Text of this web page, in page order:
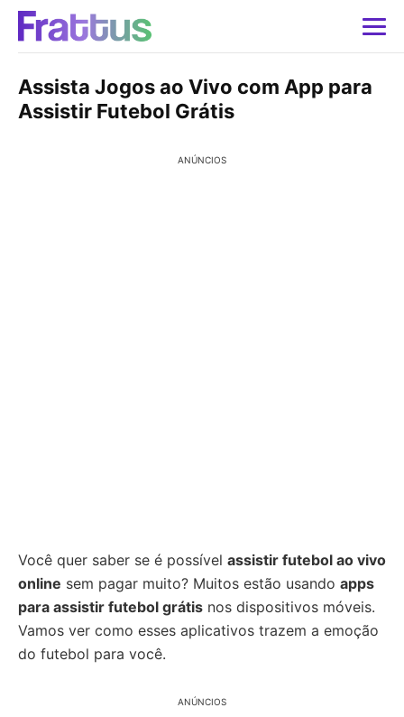
Assista Jogos ao Vivo com App para
Assistir Futebol Grátis
ANÚNCIOS
Você quer saber se é possível assistir futebol ao vivo
online sem pagar muito? Muitos estão usando apps
para assistir futebol grátis nos dispositivos móveis.
Vamos ver como esses aplicativos trazem a emoção
do futebol para você.
ANÚNCIOS